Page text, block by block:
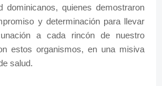
dominicanos, quienes demostraron
y determinación para llevar
a cada rincón de nuestro
estos organismos, en una misiva
salud.